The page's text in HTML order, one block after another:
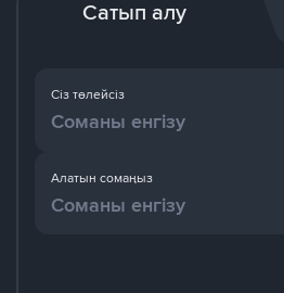
Сатып алу
Сіз төлейсіз
Алатын сомаңыз